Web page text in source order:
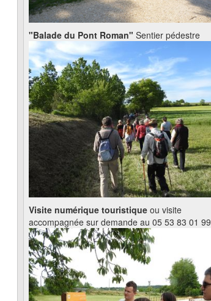
"Balade du Pont Roman" Sentier pédestre
Visite numérique touristique ou visite
accompagnée sur demande au 05 53 83 01 99